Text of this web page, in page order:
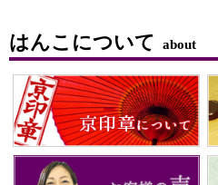
はんこについて about